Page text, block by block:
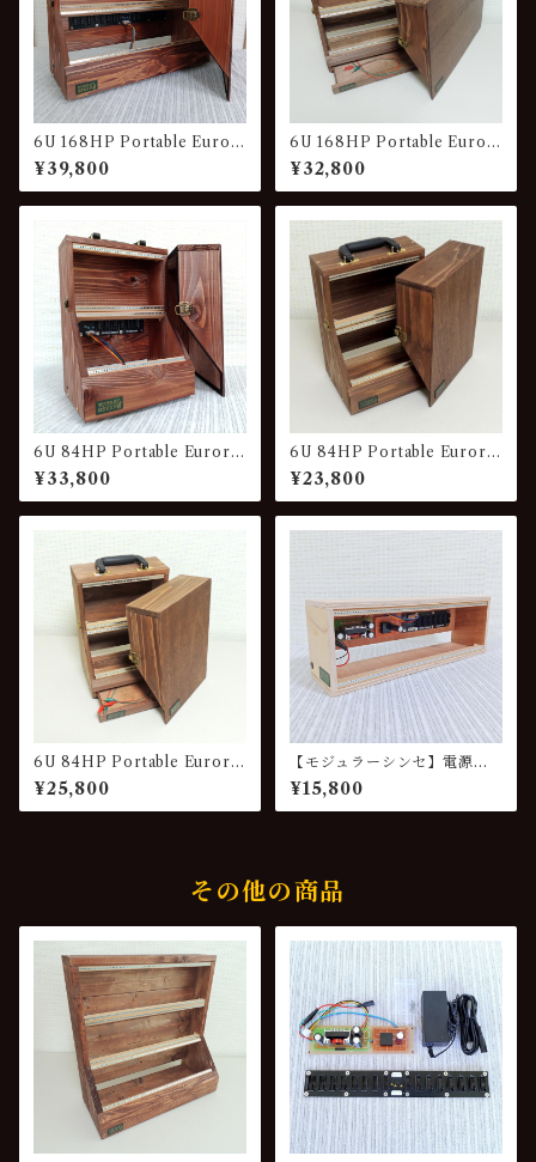
6U 168HP Portable Euror
ack Wood Case with Powe
r Unit VG-841-P
¥39,800
6U 168HP Portable Euror
ack Wood Case with Draw
er VG-842
¥32,800
6U 84HP Portable Eurora
ck Wood Case with Power
Unit VG-421-P
¥33,800
6U 84HP Portable Eurora
ck Wood Case VG-421
¥23,800
6U 84HP Portable Eurora
ck Wood Case with Drawe
r VG-422
¥25,800
【モジュラーシンセ】電源付
きケース Eurorack スタータ
ーセット 84HP VG-848
¥15,800
その他の商品